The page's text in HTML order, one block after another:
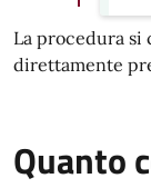
La procedura
direttamente
Quanto